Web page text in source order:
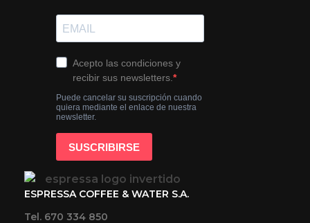
ESPRESSA COFFEE & WATER S.A.
Tel. 670 334 850